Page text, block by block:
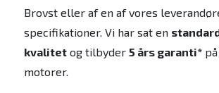
Brovst eller af en af vores
specifikationer. Vi har sat en
kvalitetog tilbyder 5 års garanti*på
motorer.